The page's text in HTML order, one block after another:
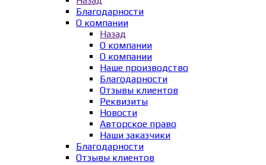
Благодарности
О компании
Назад
О компании
О компании
Наше производство
Благодарности
Отзывы клиентов
Реквизиты
Новости
Авторское право
Наши заказчики
Благодарности
Отзывы клиентов